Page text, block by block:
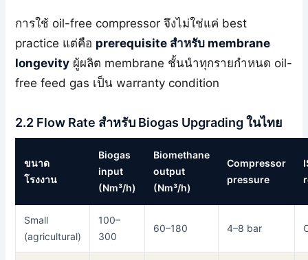
การใช้ oil-free compressor จึงไม่ใช่แค่ best
practice แต่คือ prerequisite สำหรับ membrane
longevity ผู้ผลิต membrane ชั้นนำทุกรายกำหนด oil-
free feed gas เป็น warranty condition
2.2 Flow Rate สำหรับ Biogas Upgrading ในไทย
ขนาด
โรงงาน
Biogas
input
(Nm³/h)
Biomethane
output
(Nm³/h)
Compressor
pressure
Small
(agricultural)
100–
300
60–180 4–8 bar